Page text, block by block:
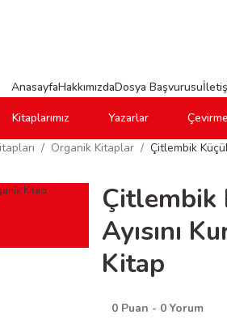
AnasayfaHakkımızdaDosya Başvurusu
Kitaplarımız
Yazarlar
Organik Kitaplar Çitlembik
Çitlembik
Ayısını
Kitap
0 Puan - 0 Yorum